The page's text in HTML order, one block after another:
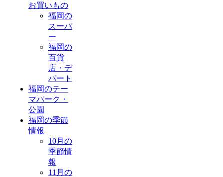
お買いもの
福岡の
スーパ
ー
福岡の
百貨
店・デ
パート
福岡のテー
マパーク・
公園
福岡の季節
情報
10月の
季節情
報
11月の